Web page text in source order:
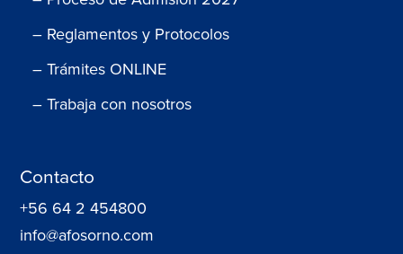
– Reglamentos y Protocolos
– Trámites ONLINE
– Trabaja con nosotros
Contacto
+56 64 2 454800
info@afosorno.com